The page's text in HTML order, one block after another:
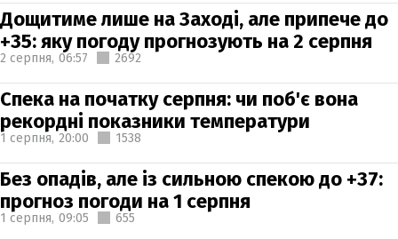
Дощитиме лише на Заході, але припече до
+35: яку погоду прогнозують на 2 серпня
2 серпня, 06:57 2692
Спека на початку серпня: чи поб'є вона
рекордні показники температури
1 серпня, 20:00 1538
Без опадів, але із сильною спекою до +37:
прогноз погоди на 1 серпня
1 серпня, 09:05 655